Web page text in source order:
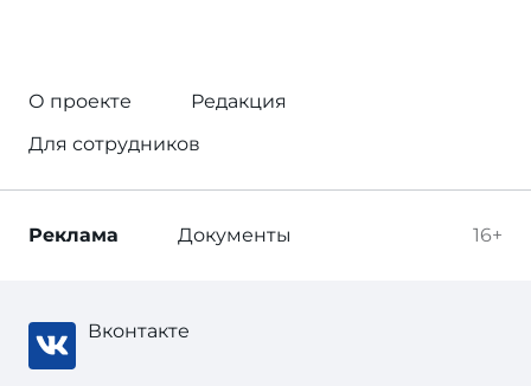
О проекте
Редакция
Для сотрудников
16+
Реклама Документы
Вконтакте